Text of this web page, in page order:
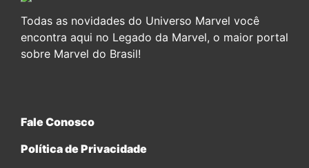
Todas as novidades do Universo Marvel você
encontra aqui no Legado da Marvel, o maior portal
sobre Marvel do Brasil!
Fale Conosco
Política de Privacidade